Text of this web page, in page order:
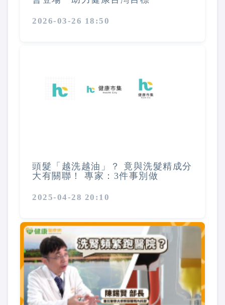
2026-03-26 18:50
頭髮「越洗越油」？ 竟與洗髮精成分
大有關聯！ 專家：3件事別做
2025-04-28 20:10